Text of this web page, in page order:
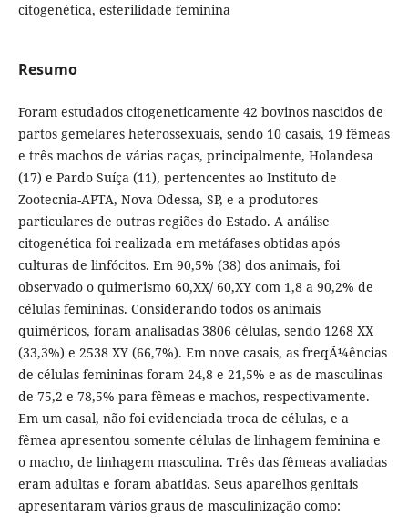
citogenética, esterilidade feminina
Resumo
Foram estudados citogeneticamente 42 bovinos nascidos de
partos gemelares heterossexuais, sendo 10 casais, 19 fêmeas
e três machos de várias raças, principalmente, Holandesa
(17) e Pardo Suíça (11), pertencentes ao Instituto de
Zootecnia-APTA, Nova Odessa, SP, e a produtores
particulares de outras regiões do Estado. A análise
citogenética foi realizada em metáfases obtidas após
culturas de linfócitos. Em 90,5% (38) dos animais, foi
observado o quimerismo 60,XX/ 60,XY com 1,8 a 90,2% de
células femininas. Considerando todos os animais
quiméricos, foram analisadas 3806 células, sendo 1268 XX
(33,3%) e 2538 XY (66,7%). Em nove casais, as freqÃ¼ências
de células femininas foram 24,8 e 21,5% e as de masculinas
de 75,2 e 78,5% para fêmeas e machos, respectivamente.
Em um casal, não foi evidenciada troca de células, e a
fêmea apresentou somente células de linhagem feminina e
o macho, de linhagem masculina. Três das fêmeas avaliadas
eram adultas e foram abatidas. Seus aparelhos genitais
apresentaram vários graus de masculinização como: